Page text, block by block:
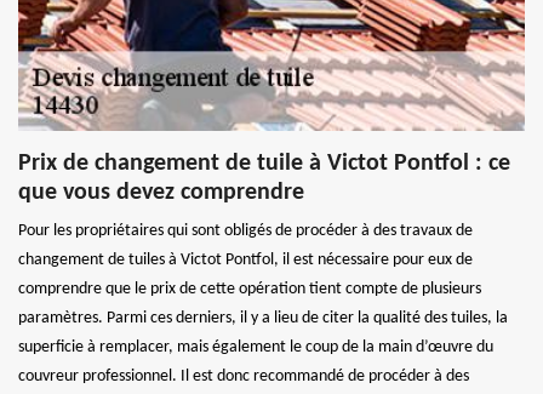
Prix de changement de tuile à Victot Pontfol : ce
que vous devez comprendre
Pour les propriétaires qui sont obligés de procéder à des travaux de
changement de tuiles à Victot Pontfol, il est nécessaire pour eux de
comprendre que le prix de cette opération tient compte de plusieurs
paramètres. Parmi ces derniers, il y a lieu de citer la qualité des tuiles, la
superficie à remplacer, mais également le coup de la main d’œuvre du
couvreur professionnel. Il est donc recommandé de procéder à des